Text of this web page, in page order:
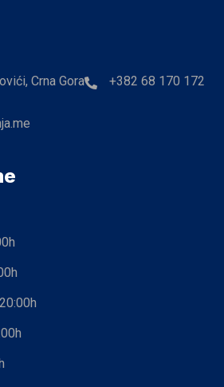
Crna Gora +382 68 170 172